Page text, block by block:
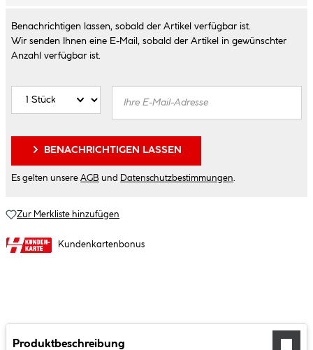
Benachrichtigen lassen, sobald der Artikel verfügbar ist.
Wir senden Ihnen eine E-Mail, sobald der Artikel in gewünschter
Anzahl verfügbar ist.
BENACHRICHTIGEN LASSEN
Es gelten unsere AGB und Datenschutzbestimmungen
Zur Merkliste hinzufügen
Kundenkartenbonus
Produktbeschreibung